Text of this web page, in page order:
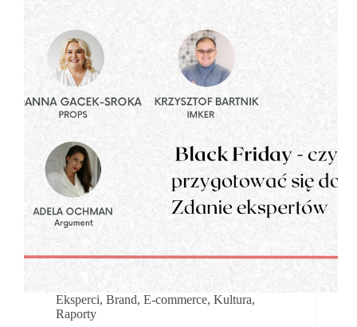
Raport
„SEO
w
e-
commerce
beauty
2025”
Eksperci, Brand, E-commerce, Kultura,
Raporty